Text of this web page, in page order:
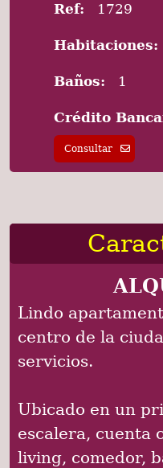
Ref: 1729
Habitaciones:
Baños: 1
Crédito
Consultar
Lindo
centro de la
servicios.
Ubicado en un
escalera, cuenta
living, comedor,